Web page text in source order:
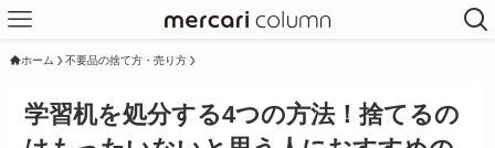
ホーム 不要品の捨て方・売り方
学習机を処分する4つの方法！捨てるの